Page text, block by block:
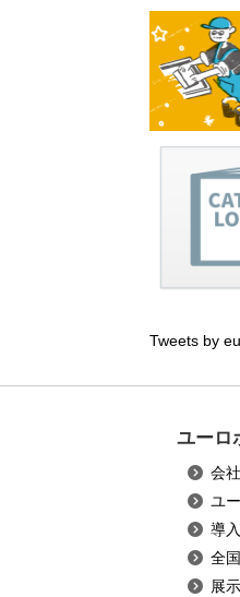
Tweets by
ユーロ
会
ユ
導
全
展